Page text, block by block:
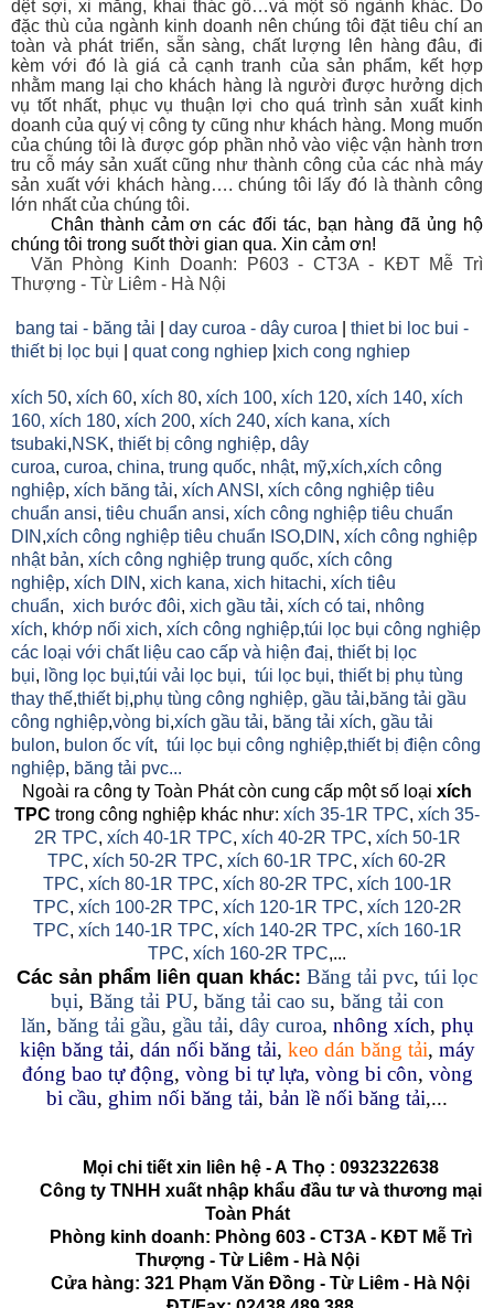
dệt sợi, xi măng, khai thác gỗ…và một số ngành khác. Do
đặc thù của ngành kinh doanh nên chúng tôi đặt tiêu chí an
toàn và phát triển, sẵn sàng, chất lượng lên hàng đâu, đi
kèm với đó là giá cả cạnh tranh của sản phẩm, kết hợp
nhằm mang lại cho khách hàng là người được hưởng dịch
vụ tốt nhất, phục vụ thuận lợi cho quá trình sản xuất kinh
doanh của quý vị công ty cũng như khách hàng. Mong muốn
của chúng tôi là được góp phần nhỏ vào việc vận hành trơn
tru cỗ máy sản xuất cũng như thành công của các nhà máy
sản xuất với khách hàng…. chúng tôi lấy đó là thành công
lớn nhất của chúng tôi.
Chân thành cảm ơn các đối tác, bạn hàng đã ủng hộ
chúng tôi trong suốt thời gian qua. Xin cảm ơn!
Văn Phòng Kinh Doanh: P603 - CT3A - KĐT Mễ Trì
Thượng - Từ Liêm - Hà Nội
bang tai - băng tải day curoa - dây curoa
thiet bi loc bui -
thiết bị lọc bụi
quat cong nghiep xich cong nghiep
xích 50, xích 60, xích 80, xích 100, xích 120, xích 140, xích
160, xích 180, xích 200, xích 240, xích kana, xích
tsubaki,NSK, thiết bị công nghiệp, dây
curoa, curoa, china, trung quốc, nhật, mỹ,xích,xích công
nghiệp, xích băng tải, xích ANSI , xích công nghiệp tiêu
chuẩn ansi, tiêu chuẩn ansi, xích công nghiệp tiêu chuẩn
DIN ,xích công nghiệp tiêu chuẩn ISO,DIN , xích công nghiệp
nhật bản, xích công nghiệp trung quốc, xích công
nghiệp, xích DIN , xich kana, xich hitachi, xích tiêu
chuẩn, xich bước đôi, xich gầu tải, xích có tai, nhông
xích, khớp nối xich, xích công nghiệp,túi lọc bụi công nghiệp
các loại với chất liệu cao cấp và hiện đaị, thiết bị lọc
bụi, lồng lọc bụi,túi vải lọc bụi, túi lọc bụi, thiết bị phụ tùng
thay thế,thiết bị,phụ tùng công nghiệp, gầu tải,băng tải gầu
công nghiệp,vòng bi,xích gầu tải, băng tải xích, gầu tải
bulon, bulon ốc vít, túi lọc bụi công nghiệp,thiết bị điện công
nghiệp, băng tải pvc...
Ngoài ra công ty Toàn Phát còn cung cấp một số loại xích
TPC trong công nghiệp khác như: xích 35-1R TPC, xích 35-
2R TPC, xích 40-1R TPC, xích 40-2R TPC, xích 50-1R
TPC, xích 50-2R TPC, xích 60-1R TPC, xích 60-2R
TPC, xích 80-1R TPC, xích 80-2R TPC, xích 100-1R
TPC, xích 100-2R TPC, xích 120-1R TPC, xích 120-2R
TPC, xích 140-1R TPC, xích 140-2R TPC, xích 160-1R
TPC, xích 160-2R TPC,...
Các sản phẩm liên quan khác: Băng tải pvc, túi lọc
bụi, Băng tải PU, băng tải cao su, băng tải con
lăn, băng tải gầu, gầu tải, dây curoa, nhông xích, phụ
kiện băng tải, dán nối băng tải, keo dán băng tải, máy
đóng bao tự động, vòng bi tự lựa, vòng bi côn, vòng
bi cầu, ghim nối băng tải, bản lề nối băng tải,...
Mọi chi tiết xin liên hệ - A Thọ : 0932322638
Công ty TNHH xuất nhập khẩu đầu tư và thương mại
Toàn Phát
Phòng kinh doanh: Phòng 603 - CT3A - KĐT Mễ Trì
Thượng - Từ Liêm - Hà Nội
Cửa hàng: 321 Phạm Văn Đồng - Từ Liêm - Hà Nội